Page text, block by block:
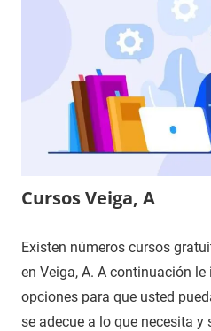
Cursos Veiga, A
Existen números cursos
en Veiga, A. A continuación
opciones para que usted
se adecue a lo que necesita y